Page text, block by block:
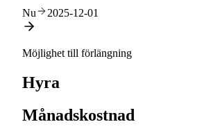
Nu 2025-12-01
Möjlighet till förlängning
Hyra
Månadskostnad